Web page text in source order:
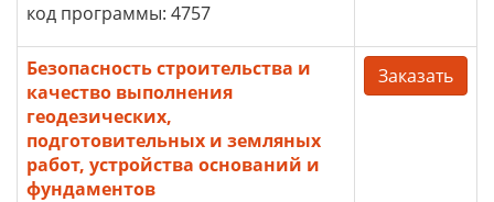
код программы: 4757
Безопасность строительства и
качество выполнения
геодезических,
подготовительных и земляных
работ, устройства оснований и
фундаментов
Заказать